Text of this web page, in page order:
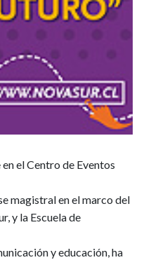
el Centro de Eventos
magistral en el marco del
y la Escuela de
y educación, ha